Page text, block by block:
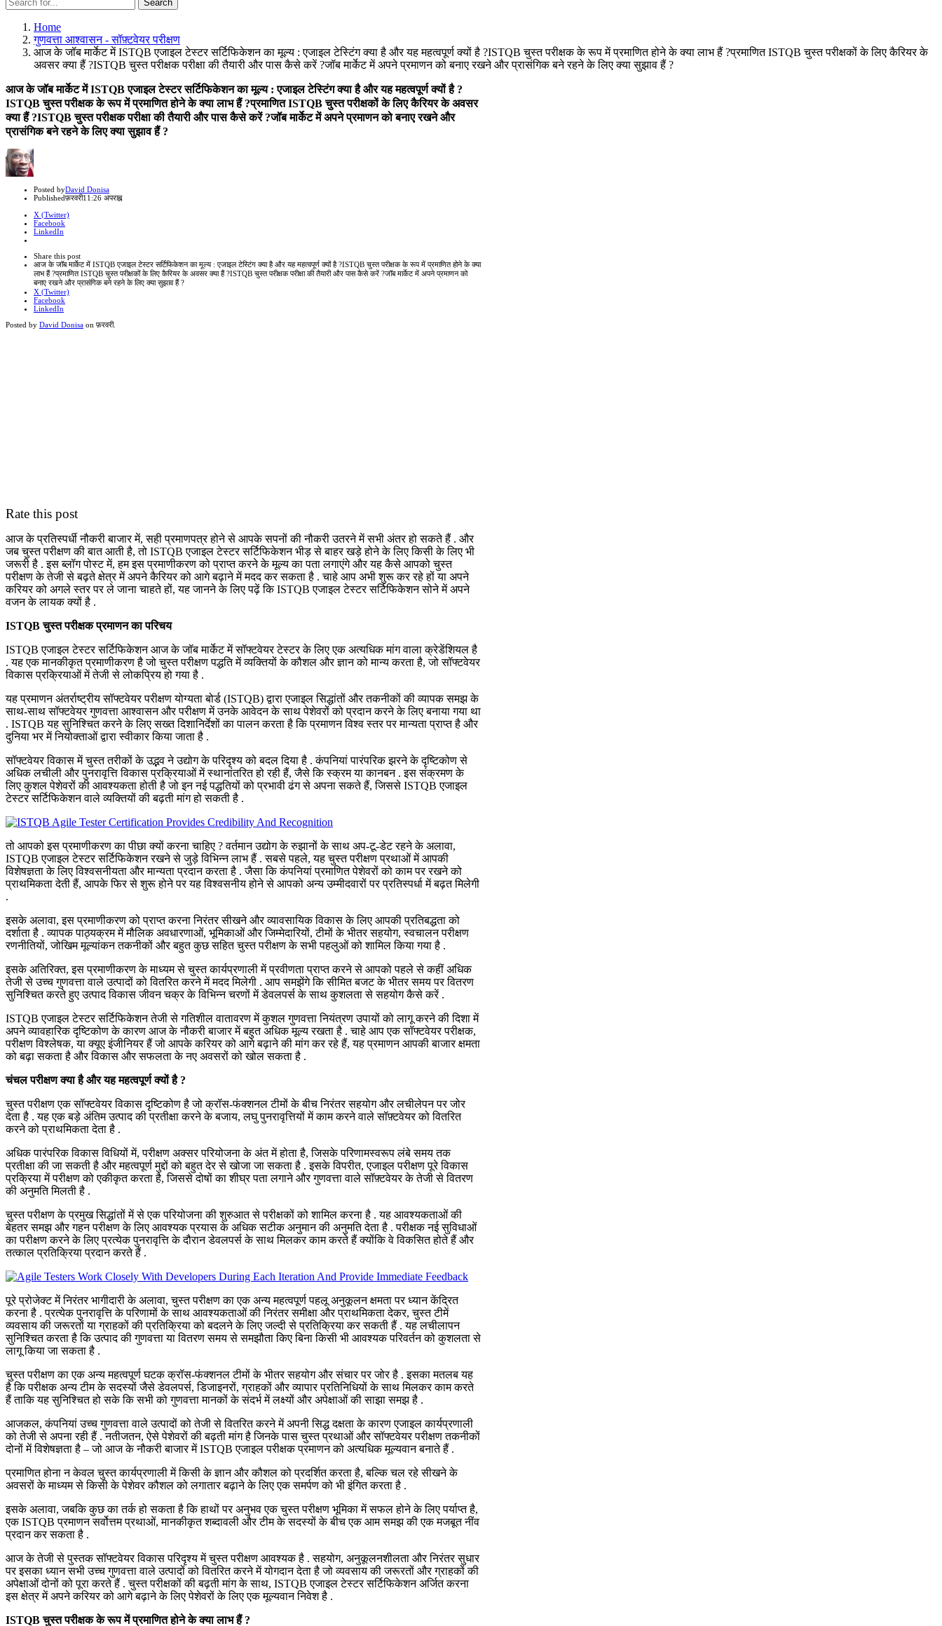
for:
Home
गुणवत्ता आश्वासन - सॉफ़्टवेयर परीक्षण
आज के जॉब मार्केट में ISTQB एजाइल टेस्टर सर्टिफिकेशन का मूल्य : एजाइल टेस्टिंग क्या है और यह महत्वपूर्ण क्यों है ?ISTQB चुस्त परीक्षक के रूप में प्रमाणित होने के क्या लाभ हैं ?प्रमाणित ISTQB चुस्त परीक्षकों के लिए कैरियर के
अवसर क्या हैं ?ISTQB चुस्त परीक्षक परीक्षा की तैयारी और पास कैसे करें ?जॉब मार्केट में अपने प्रमाणन को बनाए रखने और प्रासंगिक बने रहने के लिए क्या सुझाव हैं ?
आज के जॉब मार्केट में ISTQB एजाइल टेस्टर सर्टिफिकेशन का मूल्य : एजाइल टेस्टिंग क्या है और यह महत्वपूर्ण क्यों है ?
ISTQB चुस्त परीक्षक के रूप में प्रमाणित होने के क्या लाभ हैं ?प्रमाणित ISTQB चुस्त परीक्षकों के लिए कैरियर के अवसर
क्या हैं ?ISTQB चुस्त परीक्षक परीक्षा की तैयारी और पास कैसे करें ?जॉब मार्केट में अपने प्रमाणन को बनाए रखने और
प्रासंगिक बने रहने के लिए क्या सुझाव हैं ?
Author
Posted byDavid Donisa
Publishedफ़रवरी11:26 अपराह्न
X (Twitter)
Facebook
LinkedIn
post
Share this postClose
sharing
box
आज के जॉब मार्केट में ISTQB एजाइल टेस्टर सर्टिफिकेशन का मूल्य : एजाइल टेस्टिंग क्या है और यह महत्वपूर्ण क्यों है ?ISTQB चुस्त परीक्षक के रूप में प्रमाणित होने के क्या
लाभ हैं ?प्रमाणित ISTQB चुस्त परीक्षकों के लिए कैरियर के अवसर क्या हैं ?ISTQB चुस्त परीक्षक परीक्षा की तैयारी और पास कैसे करें ?जॉब मार्केट में अपने प्रमाणन को
बनाए रखने और प्रासंगिक बने रहने के लिए क्या सुझाव हैं ?
X (Twitter)
Facebook
LinkedIn
Posted by David Donisa on फ़रवरी.
Rate this post
आज के प्रतिस्पर्धी नौकरी बाजार में, सही प्रमाणपत्र होने से आपके सपनों की नौकरी उतरने में सभी अंतर हो सकते हैं . और
जब चुस्त परीक्षण की बात आती है, तो ISTQB एजाइल टेस्टर सर्टिफिकेशन भीड़ से बाहर खड़े होने के लिए किसी के लिए भी
जरूरी है . इस ब्लॉग पोस्ट में, हम इस प्रमाणीकरण को प्राप्त करने के मूल्य का पता लगाएंगे और यह कैसे आपको चुस्त
परीक्षण के तेजी से बढ़ते क्षेत्र में अपने कैरियर को आगे बढ़ाने में मदद कर सकता है . चाहे आप अभी शुरू कर रहे हों या अपने
करियर को अगले स्तर पर ले जाना चाहते हों, यह जानने के लिए पढ़ें कि ISTQB एजाइल टेस्टर सर्टिफिकेशन सोने में अपने
वजन के लायक क्यों है .
ISTQB चुस्त परीक्षक प्रमाणन का परिचय
ISTQB एजाइल टेस्टर सर्टिफिकेशन आज के जॉब मार्केट में सॉफ्टवेयर टेस्टर के लिए एक अत्यधिक मांग वाला क्रेडेंशियल है
. यह एक मानकीकृत प्रमाणीकरण है जो चुस्त परीक्षण पद्धति में व्यक्तियों के कौशल और ज्ञान को मान्य करता है, जो सॉफ्टवेयर
विकास प्रक्रियाओं में तेजी से लोकप्रिय हो गया है .
यह प्रमाणन अंतर्राष्ट्रीय सॉफ्टवेयर परीक्षण योग्यता बोर्ड (ISTQB) द्वारा एजाइल सिद्धांतों और तकनीकों की व्यापक समझ के
साथ-साथ सॉफ्टवेयर गुणवत्ता आश्वासन और परीक्षण में उनके आवेदन के साथ पेशेवरों को प्रदान करने के लिए बनाया गया था
. ISTQB यह सुनिश्चित करने के लिए सख्त दिशानिर्देशों का पालन करता है कि प्रमाणन विश्व स्तर पर मान्यता प्राप्त है और
दुनिया भर में नियोक्ताओं द्वारा स्वीकार किया जाता है .
सॉफ्टवेयर विकास में चुस्त तरीकों के उद्भव ने उद्योग के परिदृश्य को बदल दिया है . कंपनियां पारंपरिक झरने के दृष्टिकोण से
अधिक लचीली और पुनरावृत्ति विकास प्रक्रियाओं में स्थानांतरित हो रही हैं, जैसे कि स्क्रम या कानबन . इस संक्रमण के
लिए कुशल पेशेवरों की आवश्यकता होती है जो इन नई पद्धतियों को प्रभावी ढंग से अपना सकते हैं, जिससे ISTQB एजाइल
टेस्टर सर्टिफिकेशन वाले व्यक्तियों की बढ़ती मांग हो सकती है .
तो आपको इस प्रमाणीकरण का पीछा क्यों करना चाहिए ? वर्तमान उद्योग के रुझानों के साथ अप-टू-डेट रहने के अलावा,
ISTQB एजाइल टेस्टर सर्टिफिकेशन रखने से जुड़े विभिन्न लाभ हैं . सबसे पहले, यह चुस्त परीक्षण प्रथाओं में आपकी
विशेषज्ञता के लिए विश्वसनीयता और मान्यता प्रदान करता है . जैसा कि कंपनियां प्रमाणित पेशेवरों को काम पर रखने को
प्राथमिकता देती हैं, आपके फिर से शुरू होने पर यह विश्वसनीय होने से आपको अन्य उम्मीदवारों पर प्रतिस्पर्धा में बढ़त मिलेगी
.
इसके अलावा, इस प्रमाणीकरण को प्राप्त करना निरंतर सीखने और व्यावसायिक विकास के लिए आपकी प्रतिबद्धता को
दर्शाता है . व्यापक पाठ्यक्रम में मौलिक अवधारणाओं, भूमिकाओं और जिम्मेदारियों, टीमों के भीतर सहयोग, स्वचालन परीक्षण
रणनीतियों, जोखिम मूल्यांकन तकनीकों और बहुत कुछ सहित चुस्त परीक्षण के सभी पहलुओं को शामिल किया गया है .
इसके अतिरिक्त, इस प्रमाणीकरण के माध्यम से चुस्त कार्यप्रणाली में प्रवीणता प्राप्त करने से आपको पहले से कहीं अधिक
तेजी से उच्च गुणवत्ता वाले उत्पादों को वितरित करने में मदद मिलेगी . आप समझेंगे कि सीमित बजट के भीतर समय पर वितरण
सुनिश्चित करते हुए उत्पाद विकास जीवन चक्र के विभिन्न चरणों में डेवलपर्स के साथ कुशलता से सहयोग कैसे करें .
ISTQB एजाइल टेस्टर सर्टिफिकेशन तेजी से गतिशील वातावरण में कुशल गुणवत्ता नियंत्रण उपायों को लागू करने की दिशा में
अपने व्यावहारिक दृष्टिकोण के कारण आज के नौकरी बाजार में बहुत अधिक मूल्य रखता है . चाहे आप एक सॉफ्टवेयर परीक्षक,
परीक्षण विश्लेषक, या क्यूए इंजीनियर हैं जो आपके करियर को आगे बढ़ाने की मांग कर रहे हैं, यह प्रमाणन आपकी बाजार क्षमता
को बढ़ा सकता है और विकास और सफलता के नए अवसरों को खोल सकता है .
चंचल परीक्षण क्या है और यह महत्वपूर्ण क्यों है ?
चुस्त परीक्षण एक सॉफ्टवेयर विकास दृष्टिकोण है जो क्रॉस-फंक्शनल टीमों के बीच निरंतर सहयोग और लचीलेपन पर जोर
देता है . यह एक बड़े अंतिम उत्पाद की प्रतीक्षा करने के बजाय, लघु पुनरावृत्तियों में काम करने वाले सॉफ़्टवेयर को वितरित
करने को प्राथमिकता देता है .
अधिक पारंपरिक विकास विधियों में, परीक्षण अक्सर परियोजना के अंत में होता है, जिसके परिणामस्वरूप लंबे समय तक
प्रतीक्षा की जा सकती है और महत्वपूर्ण मुद्दों को बहुत देर से खोजा जा सकता है . इसके विपरीत, एजाइल परीक्षण पूरे विकास
प्रक्रिया में परीक्षण को एकीकृत करता है, जिससे दोषों का शीघ्र पता लगाने और गुणवत्ता वाले सॉफ़्टवेयर के तेजी से वितरण
की अनुमति मिलती है .
चुस्त परीक्षण के प्रमुख सिद्धांतों में से एक परियोजना की शुरुआत से परीक्षकों को शामिल करना है . यह आवश्यकताओं की
बेहतर समझ और गहन परीक्षण के लिए आवश्यक प्रयास के अधिक सटीक अनुमान की अनुमति देता है . परीक्षक नई सुविधाओं
का परीक्षण करने के लिए प्रत्येक पुनरावृत्ति के दौरान डेवलपर्स के साथ मिलकर काम करते हैं क्योंकि वे विकसित होते हैं और
तत्काल प्रतिक्रिया प्रदान करते हैं .
पूरे प्रोजेक्ट में निरंतर भागीदारी के अलावा, चुस्त परीक्षण का एक अन्य महत्वपूर्ण पहलू अनुकूलन क्षमता पर ध्यान केंद्रित
करना है . प्रत्येक पुनरावृत्ति के परिणामों के साथ आवश्यकताओं की निरंतर समीक्षा और प्राथमिकता देकर, चुस्त टीमें
व्यवसाय की जरूरतों या ग्राहकों की प्रतिक्रिया को बदलने के लिए जल्दी से प्रतिक्रिया कर सकती हैं . यह लचीलापन
सुनिश्चित करता है कि उत्पाद की गुणवत्ता या वितरण समय से समझौता किए बिना किसी भी आवश्यक परिवर्तन को कुशलता से
लागू किया जा सकता है .
चुस्त परीक्षण का एक अन्य महत्वपूर्ण घटक क्रॉस-फंक्शनल टीमों के भीतर सहयोग और संचार पर जोर है . इसका मतलब यह
है कि परीक्षक अन्य टीम के सदस्यों जैसे डेवलपर्स, डिजाइनरों, ग्राहकों और व्यापार प्रतिनिधियों के साथ मिलकर काम करते
हैं ताकि यह सुनिश्चित हो सके कि सभी को गुणवत्ता मानकों के संदर्भ में लक्ष्यों और अपेक्षाओं की साझा समझ है .
आजकल, कंपनियां उच्च गुणवत्ता वाले उत्पादों को तेजी से वितरित करने में अपनी सिद्ध दक्षता के कारण एजाइल कार्यप्रणाली
को तेजी से अपना रही हैं . नतीजतन, ऐसे पेशेवरों की बढ़ती मांग है जिनके पास चुस्त प्रथाओं और सॉफ्टवेयर परीक्षण तकनीकों
दोनों में विशेषज्ञता है – जो आज के नौकरी बाजार में ISTQB एजाइल परीक्षक प्रमाणन को अत्यधिक मूल्यवान बनाते हैं .
प्रमाणित होना न केवल चुस्त कार्यप्रणाली में किसी के ज्ञान और कौशल को प्रदर्शित करता है, बल्कि चल रहे सीखने के
अवसरों के माध्यम से किसी के पेशेवर कौशल को लगातार बढ़ाने के लिए एक समर्पण को भी इंगित करता है .
इसके अलावा, जबकि कुछ का तर्क हो सकता है कि हाथों पर अनुभव एक चुस्त परीक्षण भूमिका में सफल होने के लिए पर्याप्त है,
एक ISTQB प्रमाणन सर्वोत्तम प्रथाओं, मानकीकृत शब्दावली और टीम के सदस्यों के बीच एक आम समझ की एक मजबूत नींव
प्रदान कर सकता है .
आज के तेजी से पुस्तक सॉफ्टवेयर विकास परिदृश्य में चुस्त परीक्षण आवश्यक है . सहयोग, अनुकूलनशीलता और निरंतर सुधार
पर इसका ध्यान सभी उच्च गुणवत्ता वाले उत्पादों को वितरित करने में योगदान देता है जो व्यवसाय की जरूरतों और ग्राहकों की
अपेक्षाओं दोनों को पूरा करते हैं . चुस्त परीक्षकों की बढ़ती मांग के साथ, ISTQB एजाइल टेस्टर सर्टिफिकेशन अर्जित करना
इस क्षेत्र में अपने करियर को आगे बढ़ाने के लिए पेशेवरों के लिए एक मूल्यवान निवेश है .
ISTQB चुस्त परीक्षक के रूप में प्रमाणित होने के क्या लाभ हैं ?